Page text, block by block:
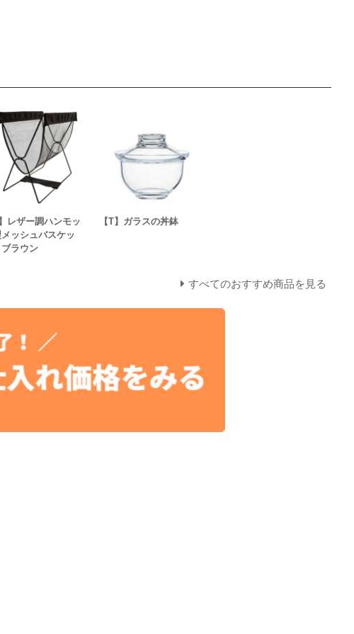
】レザー調ハンモッ
ッシュバスケッ
ラウン
【T】ガラスの丼鉢
すべてのおすすめ商品を見る